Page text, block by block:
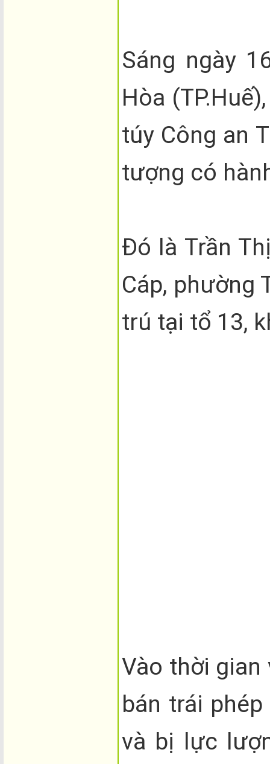
Sáng ngày
Hòa
túy Công an
tượng có
Đó là Trần
Cáp, phường
trú tại tổ 13,
Vào thời gian
bán trái
và bị lực